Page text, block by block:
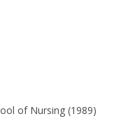
of Nursing (1989)